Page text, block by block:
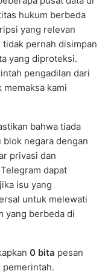
hukum berbeda
yang relevan
pernah disimpan
yang diproteksi.
pengadilan dari
kami
bahwa tiada
negara dengan
privasi dan
dapat
isu yang
untuk melewati
yang berbeda di
0 bita pesan
pemerintah.